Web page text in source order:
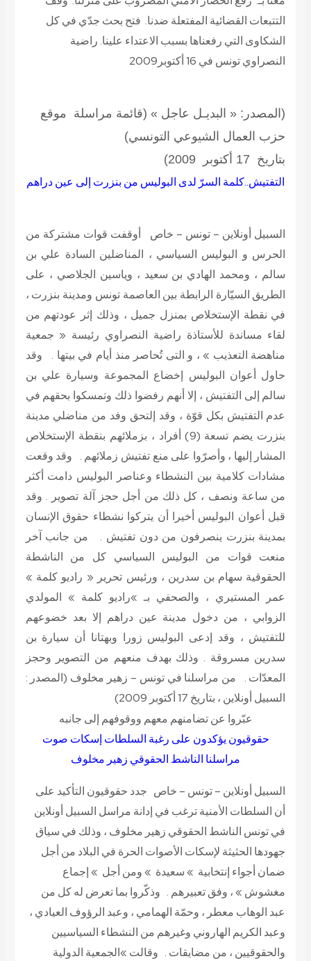
التتبعات القضائية المفتعلة ضدنا. فتح بحث جدّي في كل
الشكاوى التي رفعناها بسبب الاعتداء علينا. راضية
النصراوي تونس في 16 أكتوبر2009
(المصدر: « البديـل عاجل » (قائمة مراسلة موقع
حزب العمال الشيوعي التونسي)
بتاريخ 17 أكتوبر 2009)
التفتيش..كلمة السرّ لدى البوليس من بنزرت إلى عين دراهم
السبيل أونلاين – تونس – خاص أوقفت قوات مشتركة من
الحرس و البوليس السياسي ، المناضلين السادة علي بن
سالم ، ومحمد الهادي بن سعيد ، وياسين الجلاصي ، على
الطريق السيّارة الرابطة بين العاصمة تونس ومدينة بنزرت ،
في نقطة الإستخلاص بمنزل جميل ، وذلك إثر عودتهم من
لقاء مساندة للأستاذة راضية النصراوي رئيسة « جمعية
مناهضة التعذيب » ، و التى تُحاصر منذ أيام في بيتها . وقد
حاول أعوان البوليس إخضاع المجموعة وسيارة علي بن
سالم إلى التفتيش ، إلا أنهم رفضوا ذلك وتمسكوا بحقهم في
عدم التفتيش بكل قوّة ، وقد إلتحق وفد من مناضلي مدينة
بنزرت يضم تسعة (9) أفراد ، بزملائهم بنقطة الإستخلاص
المشار إليها ، وأصرّوا على منع تفتيش زملائهم . وقد وقعت
مشادات كلامية بين النشطاء وعناصر البوليس دامت أكثر
من ساعة ونصف ، كل ذلك من أجل حجز آلة تصوير . وقد
قبل أعوان البوليس أخيرا أن يتركوا نشطاء حقوق الإنسان
بمدينة بنزرت ينصرفون من دون تفتيش . من جانب آخر
منعت قوات من البوليس السياسي كل من الناشطة
الحقوقية سهام بن سدرين ، ورئيس تحرير « راديو كلمة »
عمر المستيري ، والصحفي بـ »راديو كلمة » المولدي
الزوابي ، من دخول مدينة عين دراهم إلا بعد خضوعهم
للتفتيش ، وقد إدعى البوليس زورا وبهتانا أن سيارة بن
سدرين مسروقة . وذلك بهدف منعهم من التصوير وحجز
المعدّات . من مراسلنا في تونس – زهير مخلوف (المصدر :
السبيل أونلاين ، بتاريخ 17 أكتوبر 2009)
عبّروا عن تضامنهم معهم ووقوفهم إلى جانبه
حقوقيون يؤكدون على رغبة السلطات إسكات صوت
مراسلنا الناشط الحقوقي زهير مخلوف
السبيل أونلاين – تونس – خاص جدد حقوقيون التأكيد على
أن السلطات الأمنية ترغب في إدانة مراسل السبيل أونلاين
في تونس الناشط الحقوقي زهير مخلوف ، وذلك في سياق
جهودها الحثيثة لإسكات الأصوات الحرة في البلاد من أجل
ضمان أجواء إنتخابية » سعيدة » ومن أجل » إجماع
مغشوش » ، وفق تعبيرهم . وذكّروا بما تعرض له كل من
عبد الوهاب معطر ، وحمّة الهمامي ، وعبد الرؤوف العيادي ،
وعبد الكريم الهاروني وغيرهم من النشطاء السياسيين
والحقوقيين ، من مضايقات . وقالت »الجمعية الدولية